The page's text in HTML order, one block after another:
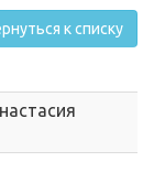
к списку